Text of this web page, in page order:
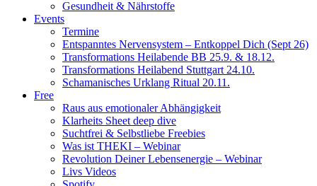
Gesundheit & Nährstoffe
Events
Termine
Entspanntes Nervensystem – Entkoppel Dich (Sept 26)
Transformations Heilabende BB 25.9. & 18.12.
Transformations Heilabend Stuttgart 24.10.
Schamanisches Urklang Ritual 20.11.
Free
Raus aus emotionaler Abhängigkeit
Klarheits Sheet deep dive
Suchtfrei & Selbstliebe Freebies
Was ist THEKI – Webinar
Revolution Deiner Lebensenergie – Webinar
Livs Videos